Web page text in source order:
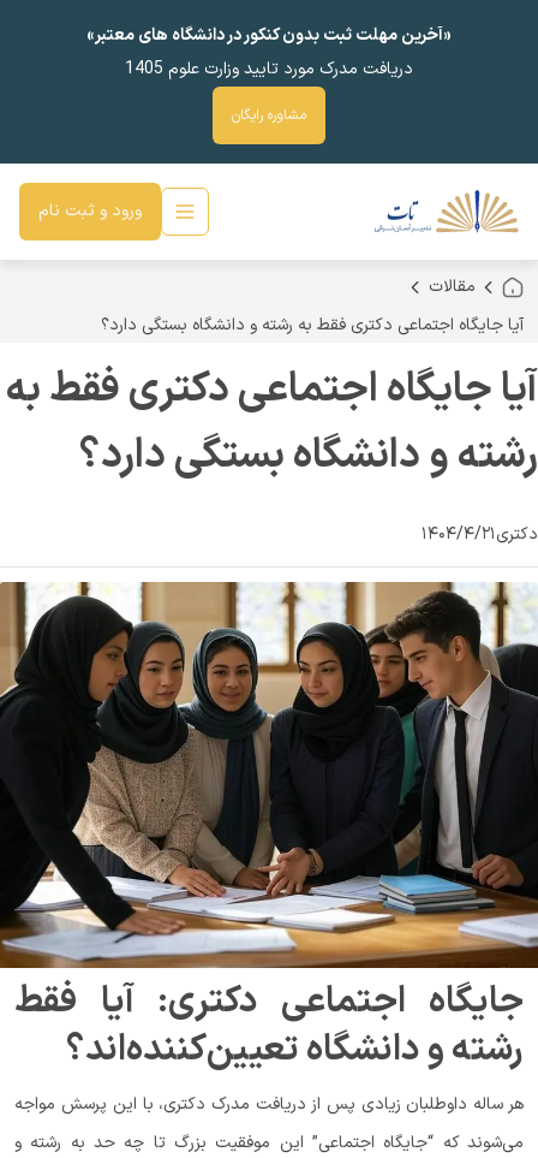
«آخرین مهلت ثبت بدون کنکور در دانشگاه های معتبر»
دریافت مدرک مورد تایید وزارت علوم 1405
مشاوره رایگان
ورود و ثبت نام
مقالات
آیا جایگاه اجتماعی دکتری فقط به رشته و دانشگاه بستگی دارد؟
آیا جایگاه اجتماعی دکتری فقط به
رشته و دانشگاه بستگی دارد؟
دکتری۱۴۰۴/۴/۲۱
جایگاه اجتماعی دکتری: آیا فقط
رشته و دانشگاه تعیین‌کننده‌اند؟
هر ساله داوطلبان زیادی پس از دریافت مدرک دکتری، با این پرسش مواجه
می‌شوند که “جایگاه اجتماعی” این موفقیت بزرگ تا چه حد به رشته و